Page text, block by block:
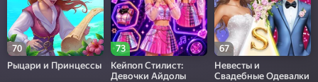
70
Рыцари и Принцессы
73
Кейпоп Стилист:
Девочки Айдолы
67
Невесты и
Свадебные Одевалки